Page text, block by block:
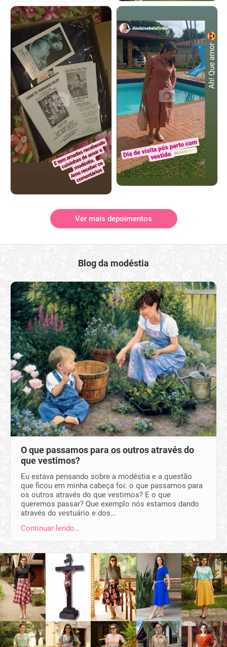
Ver mais depoimentos
Blog da modéstia
O que passamos para os outros através do
que vestimos?
Eu estava pensando sobre a modéstia e a questão
que ficou em minha cabeça foi: o que passamos para
os outros através do que vestimos? E o que
queremos passar? Que exemplo nós estamos dando
através do vestuário e dos…
Continuar lendo…